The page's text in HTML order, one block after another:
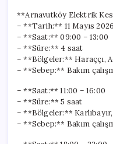
**Arnavutköy Elektrik
– **Tarih:** 11 Mayıs
– **Saat:** 09:00 – 13:00
– **Süre:** 4 saat
– **Bölgeler:** Haraççı,
– **Sebep:** Bakım
– **Saat:** 11:00 – 16:00
– **Süre:** 5 saat
– **Bölgeler:**
– **Sebep:** Bakım